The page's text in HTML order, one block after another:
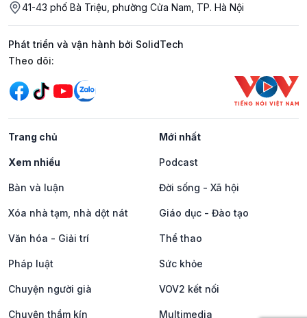
41-43 phố Bà Triệu, phường Cửa Nam, TP. Hà Nội
Phát triển và vận hành bởi SolidTech
Mạng xã hội
Theo dõi:
Trang chủ Mới nhất
Xem nhiều Podcast
Bàn và luận Đời sống - Xã hội
Xóa nhà tạm, nhà dột nát Giáo dục - Đào tạo
Văn hóa - Giải trí Thể thao
Pháp luật Sức khỏe
Chuyện người già VOV2 kết nối
Chuyện thầm kín Multimedia